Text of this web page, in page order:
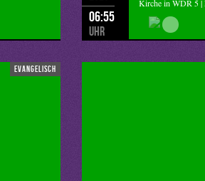
06:55
Uhr
Kirche in WDR 5 |
evangelisch